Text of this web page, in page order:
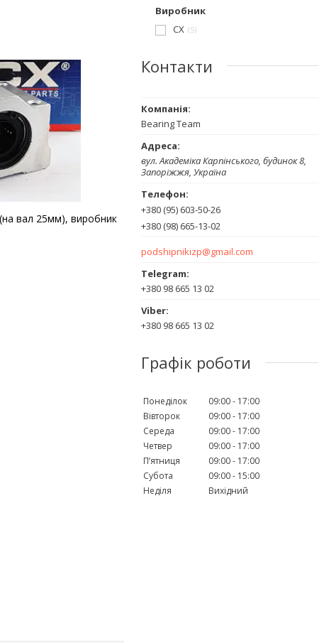
(на вал 25мм), виробник
Виробник
CX 5
Контакти
Bearing Team
вул. Академіка Карпінського, будинок 8,
Запоріжжя, Україна
+380 (95) 603-50-26
+380 (98) 665-13-02
podshipnikizp@gmail.com
+380 98 665 13 02
+380 98 665 13 02
Графік роботи
Понеділок 09:00
17:00
Вівторок
09:00
17:00
Середа
09:00
17:00
Четвер
09:00
17:00
Пʼятниця
09:00
17:00
Субота
09:00
15:00
Неділя
Вихідний